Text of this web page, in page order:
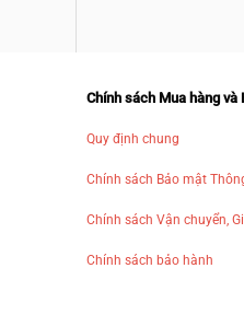
Chính sách Mua hàng và
Quy định chung
Chính sách Bảo mật
Chính sách Vận chuyển,
Chính sách bảo hành